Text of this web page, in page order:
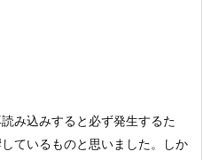
み込みすると必ず発生するた
ているものと思いました。しか